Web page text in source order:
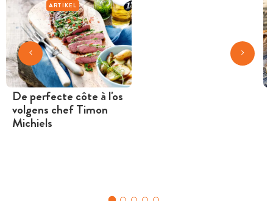
ARTIKEL
De perfecte côte à l'os
volgens chef Timon
Michiels